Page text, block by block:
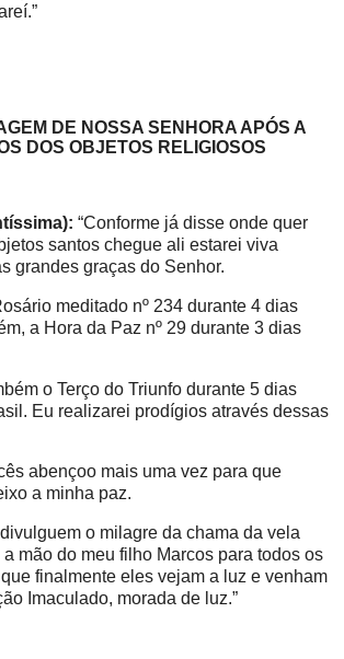
DE NOSSA SENHORA APÓS A
DOS OBJETOS RELIGIOSOS
“Conforme já disse onde quer
santos chegue ali estarei viva
grandes graças do Senhor.
meditado nº 234 durante 4 dias
a Hora da Paz nº 29 durante 3 dias
o Terço do Triunfo durante 5 dias
Eu realizarei prodígios através dessas
abençoo mais uma vez para que
a minha paz.
o milagre da chama da vela
mão do meu filho Marcos para todos os
finalmente eles vejam a luz e venham
Imaculado, morada de luz.”